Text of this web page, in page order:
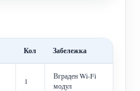
Кол Забележка
1
Вграден Wi-Fi
модул